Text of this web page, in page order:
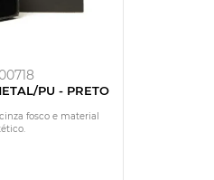
PU - PRETO
fosco e material